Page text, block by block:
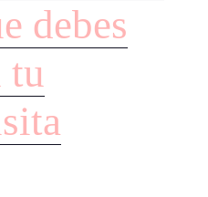
debes
tu